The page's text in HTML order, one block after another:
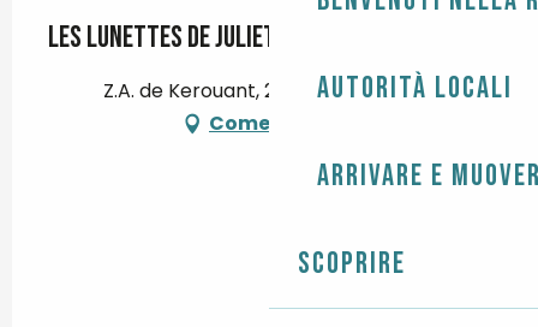
Autorità locali
Arrivare e
Scoprire
Les Lunettes de Juliette
Z.A. de Kerouant, 29120 Pont-l'Abbé
Come arrivare